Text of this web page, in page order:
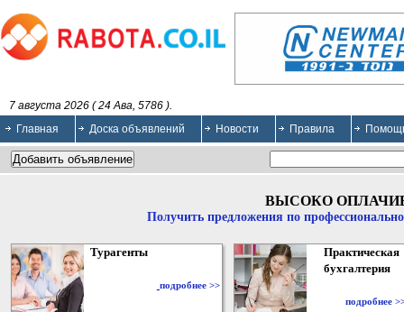
7 августа 2026 ( 24 Ава, 5786 ).
Главная
Доска объявлений Новости Правила
ВЫСОКО
Получить предложения по
Турагенты
подробнее >>
Практическая
бухгалтерия
подробнее